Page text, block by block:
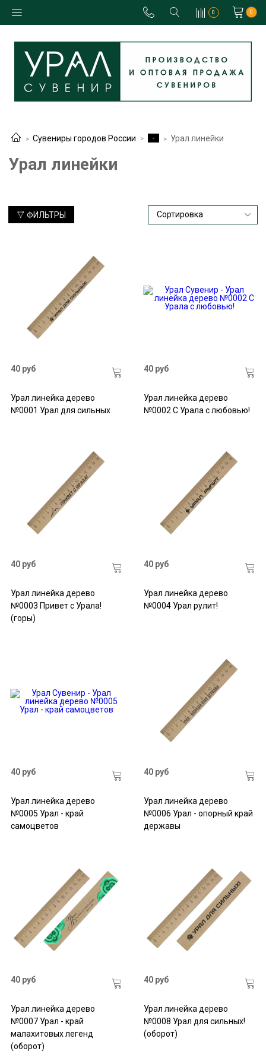
0 0
Сувениры городов России - Урал линейки
Урал линейки
ФИЛЬТРЫ
40 руб
Урал линейка дерево
№0001 Урал для сильных
40 руб
Урал линейка дерево
№0002 С Урала с любовью!
40 руб
Урал линейка дерево
№0003 Привет с Урала!
(горы)
40 руб
Урал линейка дерево
№0004 Урал рулит!
40 руб
Урал линейка дерево
№0005 Урал - край
самоцветов
40 руб
Урал линейка дерево
№0006 Урал - опорный край
державы
40 руб
Урал линейка дерево
№0007 Урал - край
малахитовых легенд
(оборот)
40 руб
Урал линейка дерево
№0008 Урал для сильных!
(оборот)